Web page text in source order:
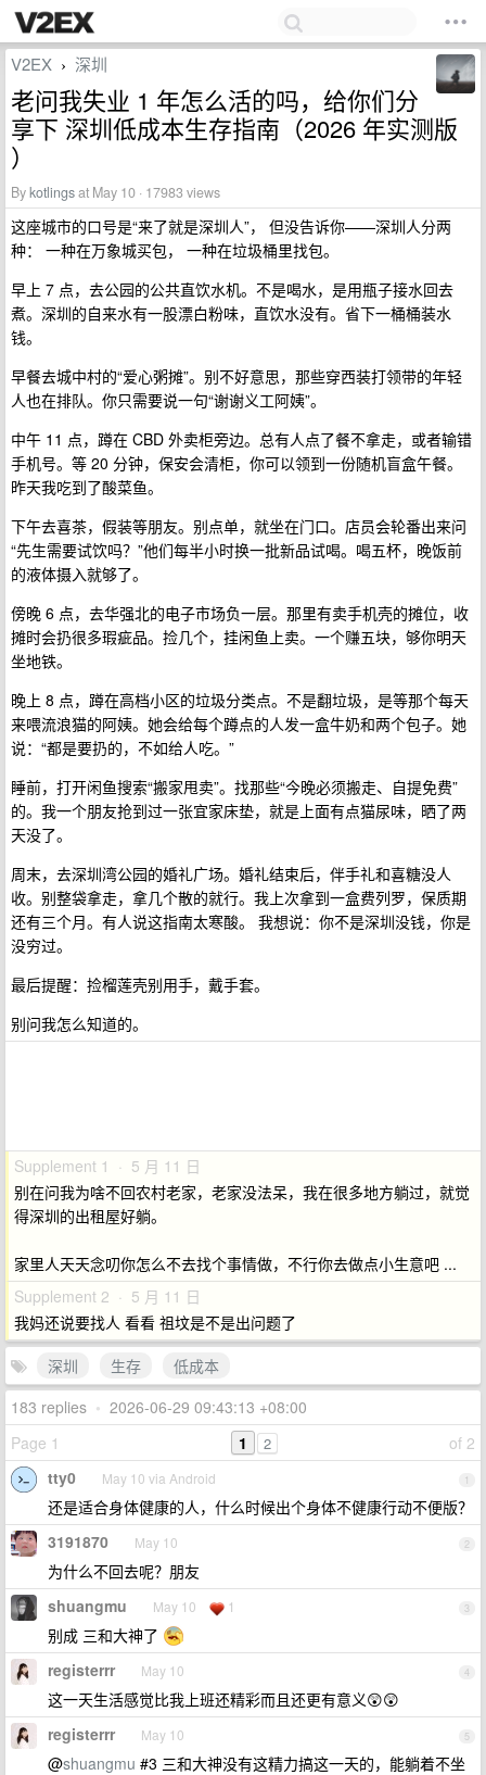
V2EX › 深圳
老问我失业 1 年怎么活的吗，给你们分
享下 深圳低成本生存指南（2026 年实测版
）
Bykotlingsat May 10 · 17983 views
这座城市的口号是“来了就是深圳人”， 但没告诉你——深圳人分两
种： 一种在万象城买包， 一种在垃圾桶里找包。
早上 7 点，去公园的公共直饮水机。不是喝水，是用瓶子接水回去
煮。深圳的自来水有一股漂白粉味，直饮水没有。省下一桶桶装水
钱。
早餐去城中村的“爱心粥摊”。别不好意思，那些穿西装打领带的年轻
人也在排队。你只需要说一句“谢谢义工阿姨”。
中午 11 点，蹲在 CBD 外卖柜旁边。总有人点了餐不拿走，或者输错
手机号。等 20 分钟，保安会清柜，你可以领到一份随机盲盒午餐。
昨天我吃到了酸菜鱼。
下午去喜茶，假装等朋友。别点单，就坐在门口。店员会轮番出来问
“先生需要试饮吗？”他们每半小时换一批新品试喝。喝五杯，晚饭前
的液体摄入就够了。
傍晚 6 点，去华强北的电子市场负一层。那里有卖手机壳的摊位，收
摊时会扔很多瑕疵品。捡几个，挂闲鱼上卖。一个赚五块，够你明天
坐地铁。
晚上 8 点，蹲在高档小区的垃圾分类点。不是翻垃圾，是等那个每天
来喂流浪猫的阿姨。她会给每个蹲点的人发一盒牛奶和两个包子。她
说：“都是要扔的，不如给人吃。”
睡前，打开闲鱼搜索“搬家甩卖”。找那些“今晚必须搬走、自提免费”
的。我一个朋友抢到过一张宜家床垫，就是上面有点猫尿味，晒了两
天没了。
周末，去深圳湾公园的婚礼广场。婚礼结束后，伴手礼和喜糖没人
收。别整袋拿走，拿几个散的就行。我上次拿到一盒费列罗，保质期
还有三个月。有人说这指南太寒酸。 我想说：你不是深圳没钱，你是
没穷过。
最后提醒：捡榴莲壳别用手，戴手套。
别问我怎么知道的。
Supplement 1 · 5 月 11 日
别在问我为啥不回农村老家，老家没法呆，我在很多地方躺过，就觉
得深圳的出租屋好躺。
家里人天天念叨你怎么不去找个事情做，不行你去做点小生意吧 ...
Supplement 2 · 5 月 11 日
我妈还说要找人 看看 祖坟是不是出问题了
深圳
生存
低成本
183 replies • 2026-06-29 09:43:13 +08:00
Page 1
of 2
1 2
1
tty0 May 10 via Android
还是适合身体健康的人，什么时候出个身体不健康行动不便版？
2
3191870 May 10
为什么不回去呢？朋友
3
shuangmu May 10 1
别成 三和大神了
4
registerrr May 10
这一天生活感觉比我上班还精彩而且还更有意义😲😲
5
registerrr May 10
@shuangmu #3 三和大神没有这精力搞这一天的，能躺着不坐